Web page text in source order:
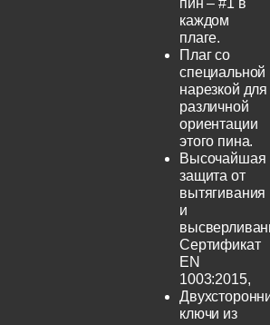
пин – #1 в
каждом
плаге.
Плаг со
специальной
нарезкой для
различной
ориентации
этого пина.
Высочайшая
защита от
вытягивания
и
Сертификат
EN
1003:2015,
ключи из